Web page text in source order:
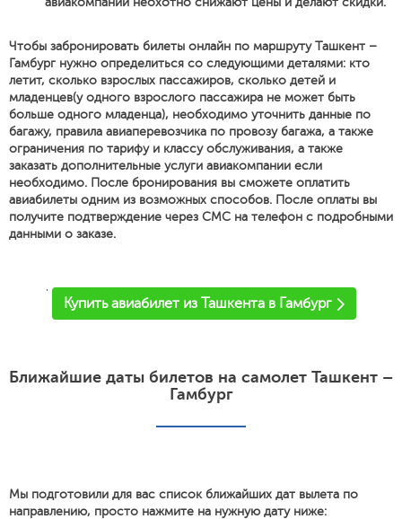
Чтобы забронировать билеты онлайн по маршруту Ташкент –
Гамбург нужно определиться со следующими деталями: кто
летит, сколько взрослых пассажиров, сколько детей и
младенцев(у одного взрослого пассажира не может быть
больше одного младенца), необходимо уточнить данные по
багажу, правила авиаперевозчика по провозу багажа, а также
ограничения по тарифу и классу обслуживания, а также
заказать дополнительные услуги авиакомпании если
необходимо. После бронирования вы сможете оплатить
авиабилеты одним из возможных способов. После оплаты вы
получите подтверждение через СМС на телефон с подробными
данными о заказе.
'
Купить авиабилет из Ташкента в Гамбург
Ближайшие даты билетов на самолет Ташкент –
Гамбург
Мы подготовили для вас список ближайших дат вылета по
направлению, просто нажмите на нужную дату ниже: